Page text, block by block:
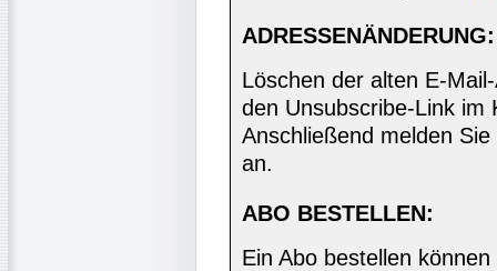
ADRESSENÄNDERUNG:
Löschen der alten E-
den Unsubscribe-Link im
Anschließend melden
an.
ABO BESTELLEN:
Ein Abo bestellen